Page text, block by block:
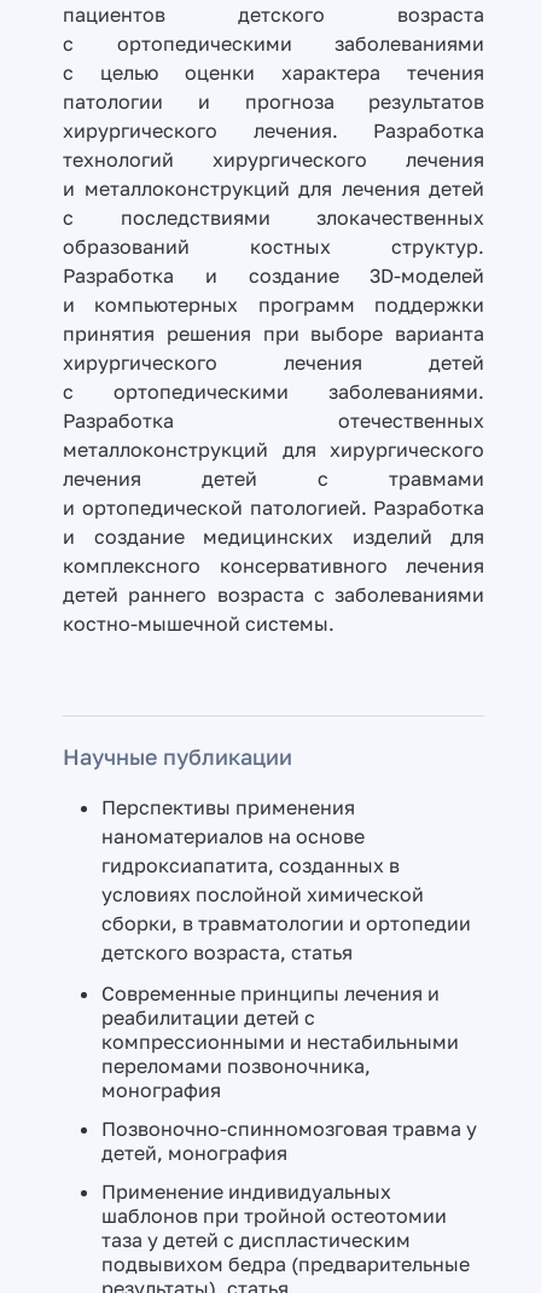
пациентов детского возраста
с ортопедическими заболеваниями
с целью оценки характера течения
патологии и прогноза результатов
хирургического лечения. Разработка
технологий хирургического лечения
и металлоконструкций для лечения детей
с последствиями злокачественных
образований костных структур.
Разработка и создание 3D-моделей
и компьютерных программ поддержки
принятия решения при выборе варианта
хирургического лечения детей
с ортопедическими заболеваниями.
Разработка отечественных
металлоконструкций для хирургического
лечения детей с травмами
и ортопедической патологией. Разработка
и создание медицинских изделий для
комплексного консервативного лечения
детей раннего возраста с заболеваниями
костно-мышечной системы.
Научные публикации
Перспективы применения
наноматериалов на основе
гидроксиапатита, созданных в
условиях послойной химической
сборки, в травматологии и ортопедии
детского возраста, статья
Современные принципы лечения и
реабилитации детей с
компрессионными и нестабильными
переломами позвоночника,
монография
Позвоночно-спинномозговая травма у
детей, монография
Применение индивидуальных
шаблонов при тройной остеотомии
таза у детей с диспластическим
подвывихом бедра (предварительные